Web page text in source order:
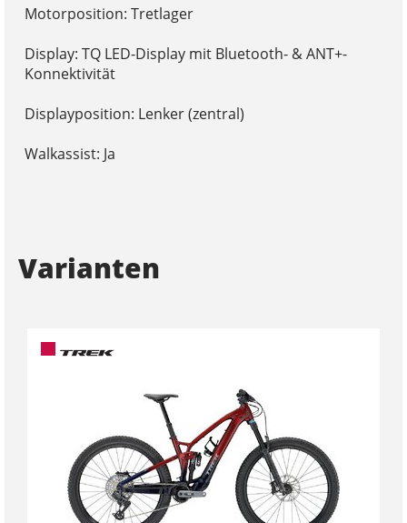
Motorposition: Tretlager
Display: TQ LED-Display mit Bluetooth- & ANT+-
Konnektivität
Displayposition: Lenker (zentral)
Walkassist: Ja
Varianten